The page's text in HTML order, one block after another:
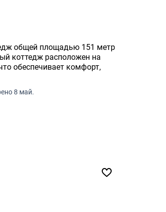
общей площадью 151 метр
коттедж расположен на
обеспечивает комфорт,
8 май.